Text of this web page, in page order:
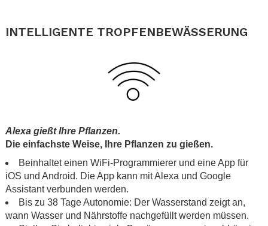
INTELLIGENTE TROPFENBEWÄSSERUNG
Alexa gießt Ihre Pflanzen.
Die einfachste Weise, Ihre Pflanzen zu gießen.
Beinhaltet einen WiFi-Programmierer und eine App für
iOS und Android. Die App kann mit Alexa und Google
Assistant verbunden werden.
Bis zu 38 Tage Autonomie: Der Wasserstand zeigt an,
wann Wasser und Nährstoffe nachgefüllt werden müssen.